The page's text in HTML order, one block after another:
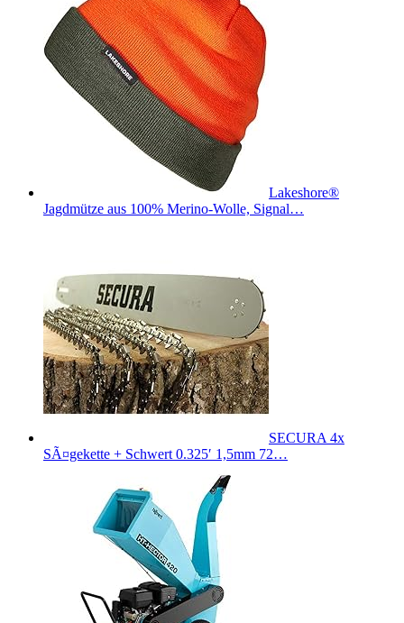
Lakeshore®
Jagdmütze aus 100% Merino-Wolle, Signal…
SECURA 4x
SÃ¤gekette + Schwert 0.325′ 1,5mm 72…